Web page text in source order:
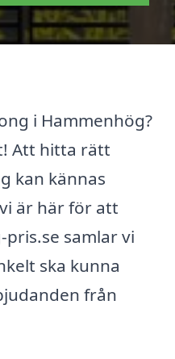
i Hammenhög?
Att hitta rätt
kan kännas
är här för att
samlar vi
ska kunna
från